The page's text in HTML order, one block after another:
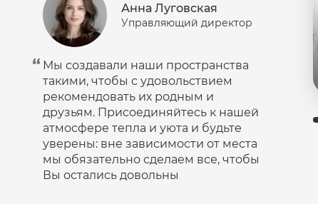
Анна Луговская
Управляющий директор
Мы создавали наши пространства
такими, чтобы с удовольствием
рекомендовать их родным и
друзьям. Присоединяйтесь к нашей
атмосфере тепла и уюта и будьте
уверены: вне зависимости от места
мы обязательно сделаем все, чтобы
Вы остались довольны